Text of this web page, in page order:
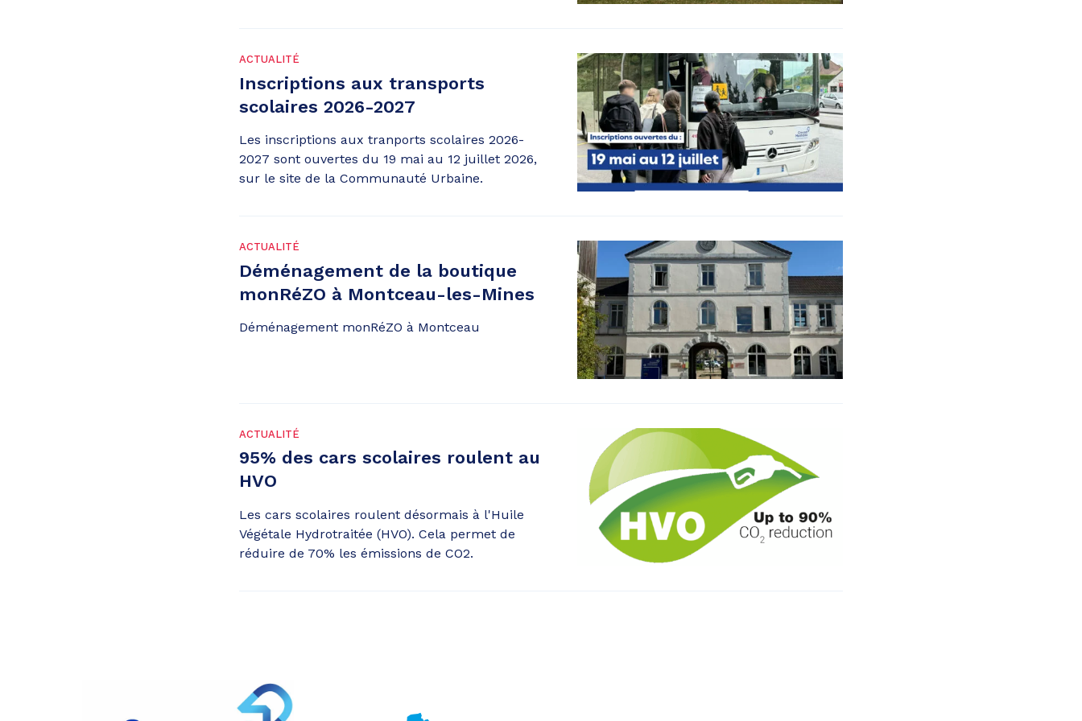
ACTUALITÉ
Inscriptions aux transports
scolaires 2026-2027
Les inscriptions aux tranports scolaires 2026-
2027 sont ouvertes du 19 mai au 12 juillet 2026,
sur le site de la Communauté Urbaine.
ACTUALITÉ
Déménagement de la boutique
monRéZO à Montceau-les-Mines
Déménagement monRéZO à Montceau
ACTUALITÉ
95% des cars scolaires roulent au
HVO
Les cars scolaires roulent désormais à l'Huile
Végétale Hydrotraitée (HVO). Cela permet de
réduire de 70% les émissions de CO2.